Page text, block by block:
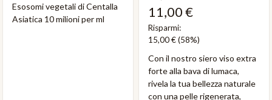
Esosomi vegetali di Centalla
Asiatica 10 milioni per ml
11,00 €
Risparmi:
15,00 €(58%)
Con il nostro siero viso extra
forte alla bava di lumaca,
rivela la tua bellezza naturale
con una pelle rigenerata,